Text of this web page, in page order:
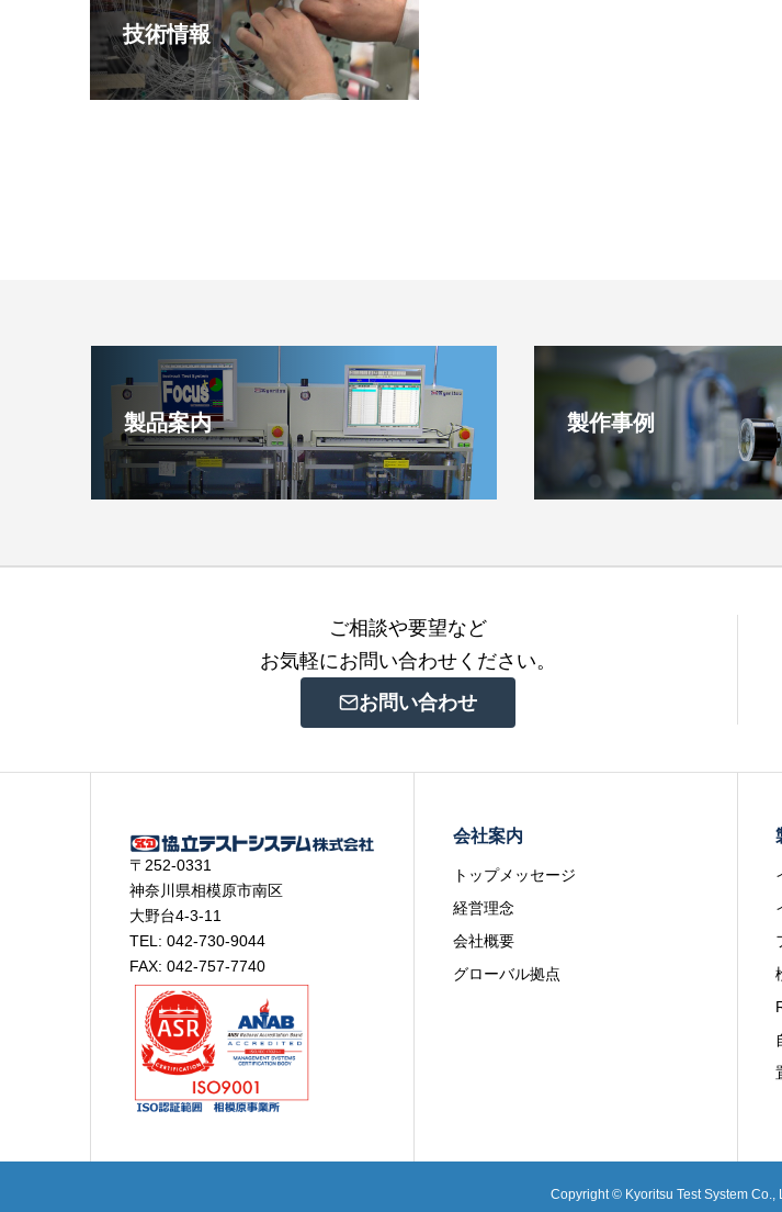
技術情報
製品案内 製作事例
ご相談や要望など
お気軽にお問い合わせください。
お問い合わせ
〒252-0331
神奈川県相模原市南区
大野台4-3-11
TEL: 042-730-9044
FAX: 042-757-7740
会社案内
トップメッセージ
経営理念
会社概要
グローバル拠点
Copyright © Kyoritsu Test System Co.,